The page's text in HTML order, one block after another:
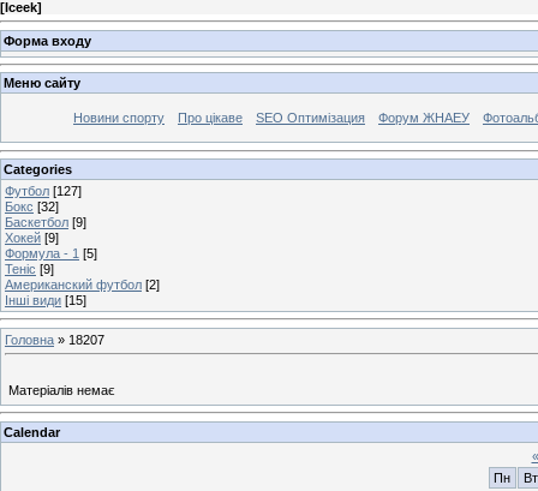
[Iceek]
Форма входу
Меню сайту
Новини спорту Про цікаве SEO Оптимізация Форум ЖНАЕУ
Categories
Футбол [127]
Бокс [32]
Баскетбол [9]
Хокей [9]
Формула - 1 [5]
Теніс [9]
Американский футбол [2]
Інші види [15]
Головна » 18207
Матеріалів немає
Calendar
«
Пн
Вт